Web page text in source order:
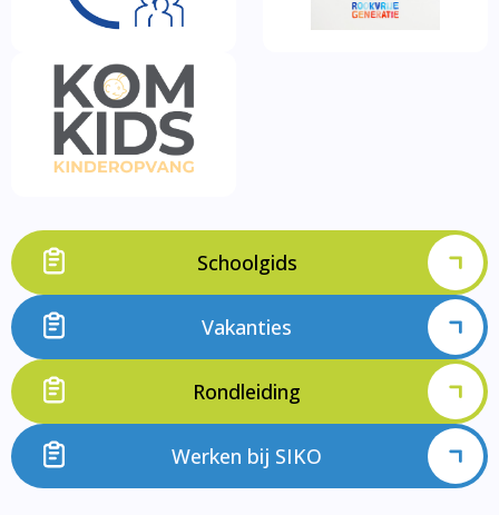
Schoolgids
Vakanties
Rondleiding
Werken bij SIKO